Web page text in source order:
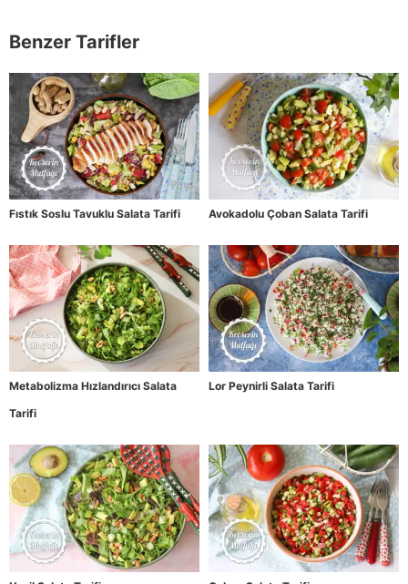
Benzer Tarifler
Fıstık Soslu Tavuklu Salata Tarifi Avokadolu Çoban Salata Tarifi
Metabolizma Hızlandırıcı Salata
Tarifi
Lor Peynirli Salata Tarifi